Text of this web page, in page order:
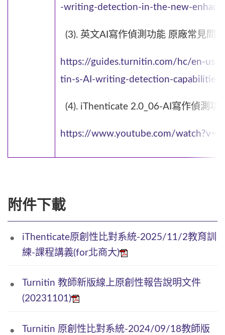
-writing-detection-in-the-new-
(3). 英文AI寫作偵測功能 原廠常見問
https://guides.turnitin.com/hc/en-us/
tin-s-AI-writing-detection-capabilities-
(4). iThenticate 2.0_06-AI寫作偵測功
https://www.youtube.com/
附件下載
iThenticate原創性比對系統-2025/11/2教育訓
練-課程講義(for北商大)
Turnitin 教師新版線上原創性報告說明文件
(20231101)
Turnitin 原創性比對系統-2024/09/18教師版